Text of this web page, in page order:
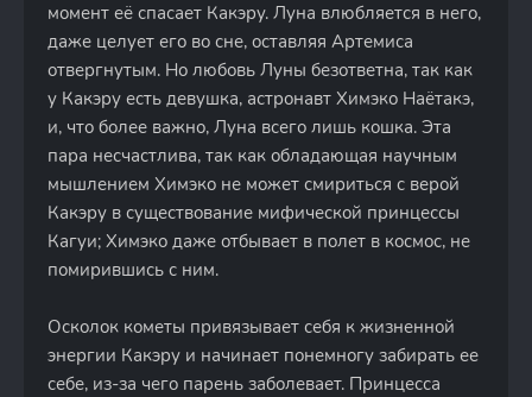
момент её спасает Какэру. Луна влюбляется в него,
даже целует его во сне, оставляя Артемиса
отвергнутым. Но любовь Луны безответна, так как
у Какэру есть девушка, астронавт Химэко Наётакэ,
и, что более важно, Луна всего лишь кошка. Эта
пара несчастлива, так как обладающая научным
мышлением Химэко не может смириться с верой
Какэру в существование мифической принцессы
Кагуи; Химэко даже отбывает в полет в космос, не
помирившись с ним.
Осколок кометы привязывает себя к жизненной
энергии Какэру и начинает понемногу забирать ее
себе, из-за чего парень заболевает. Принцесса